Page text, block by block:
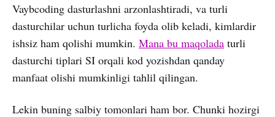
Vaybcoding dasturlashni arzonlashtiradi, va turli
dasturchilar uchun turlicha foyda olib keladi, kimlardir
ishsiz ham qolishi mumkin. Mana bu maqolada turli
dasturchi tiplari SI orqali kod yozishdan qanday
manfaat olishi mumkinligi tahlil qilingan.
Lekin buning salbiy tomonlari ham bor. Chunki hozirgi